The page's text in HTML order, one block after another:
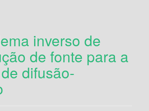
inverso de
de fonte para a
difusão-